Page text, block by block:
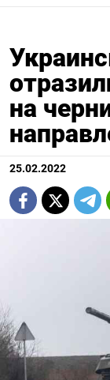
на
25.02.2022